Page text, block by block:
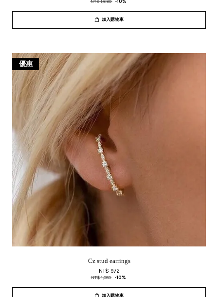
NT$ 1,690 -10%
加入購物車
優惠
Cz stud earrings
NT$ 972
NT$ 1,080 -10%
加入購物車